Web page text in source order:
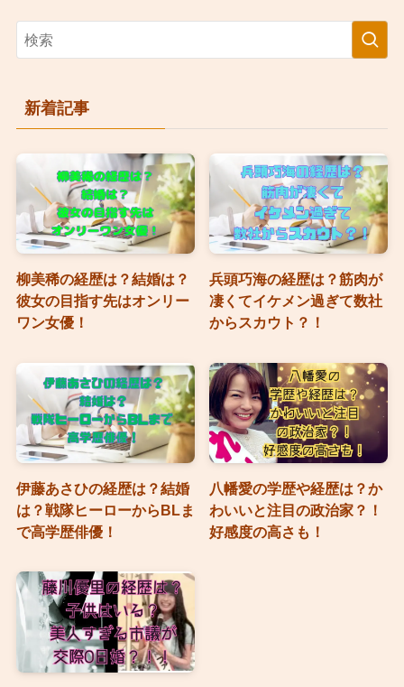
新着記事
柳美稀の経歴は？結婚は？
彼女の目指す先はオンリー
ワン女優！
兵頭巧海の経歴は？筋肉が
凄くてイケメン過ぎて数社
からスカウト？！
伊藤あさひの経歴は？結婚
は？戦隊ヒーローからBLま
で高学歴俳優！
八幡愛の学歴や経歴は？か
わいいと注目の政治家？！
好感度の高さも！